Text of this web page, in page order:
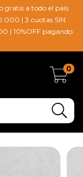
gratis a todo el país
| 3 cuotas SIN
| 10%OFF pagando
0